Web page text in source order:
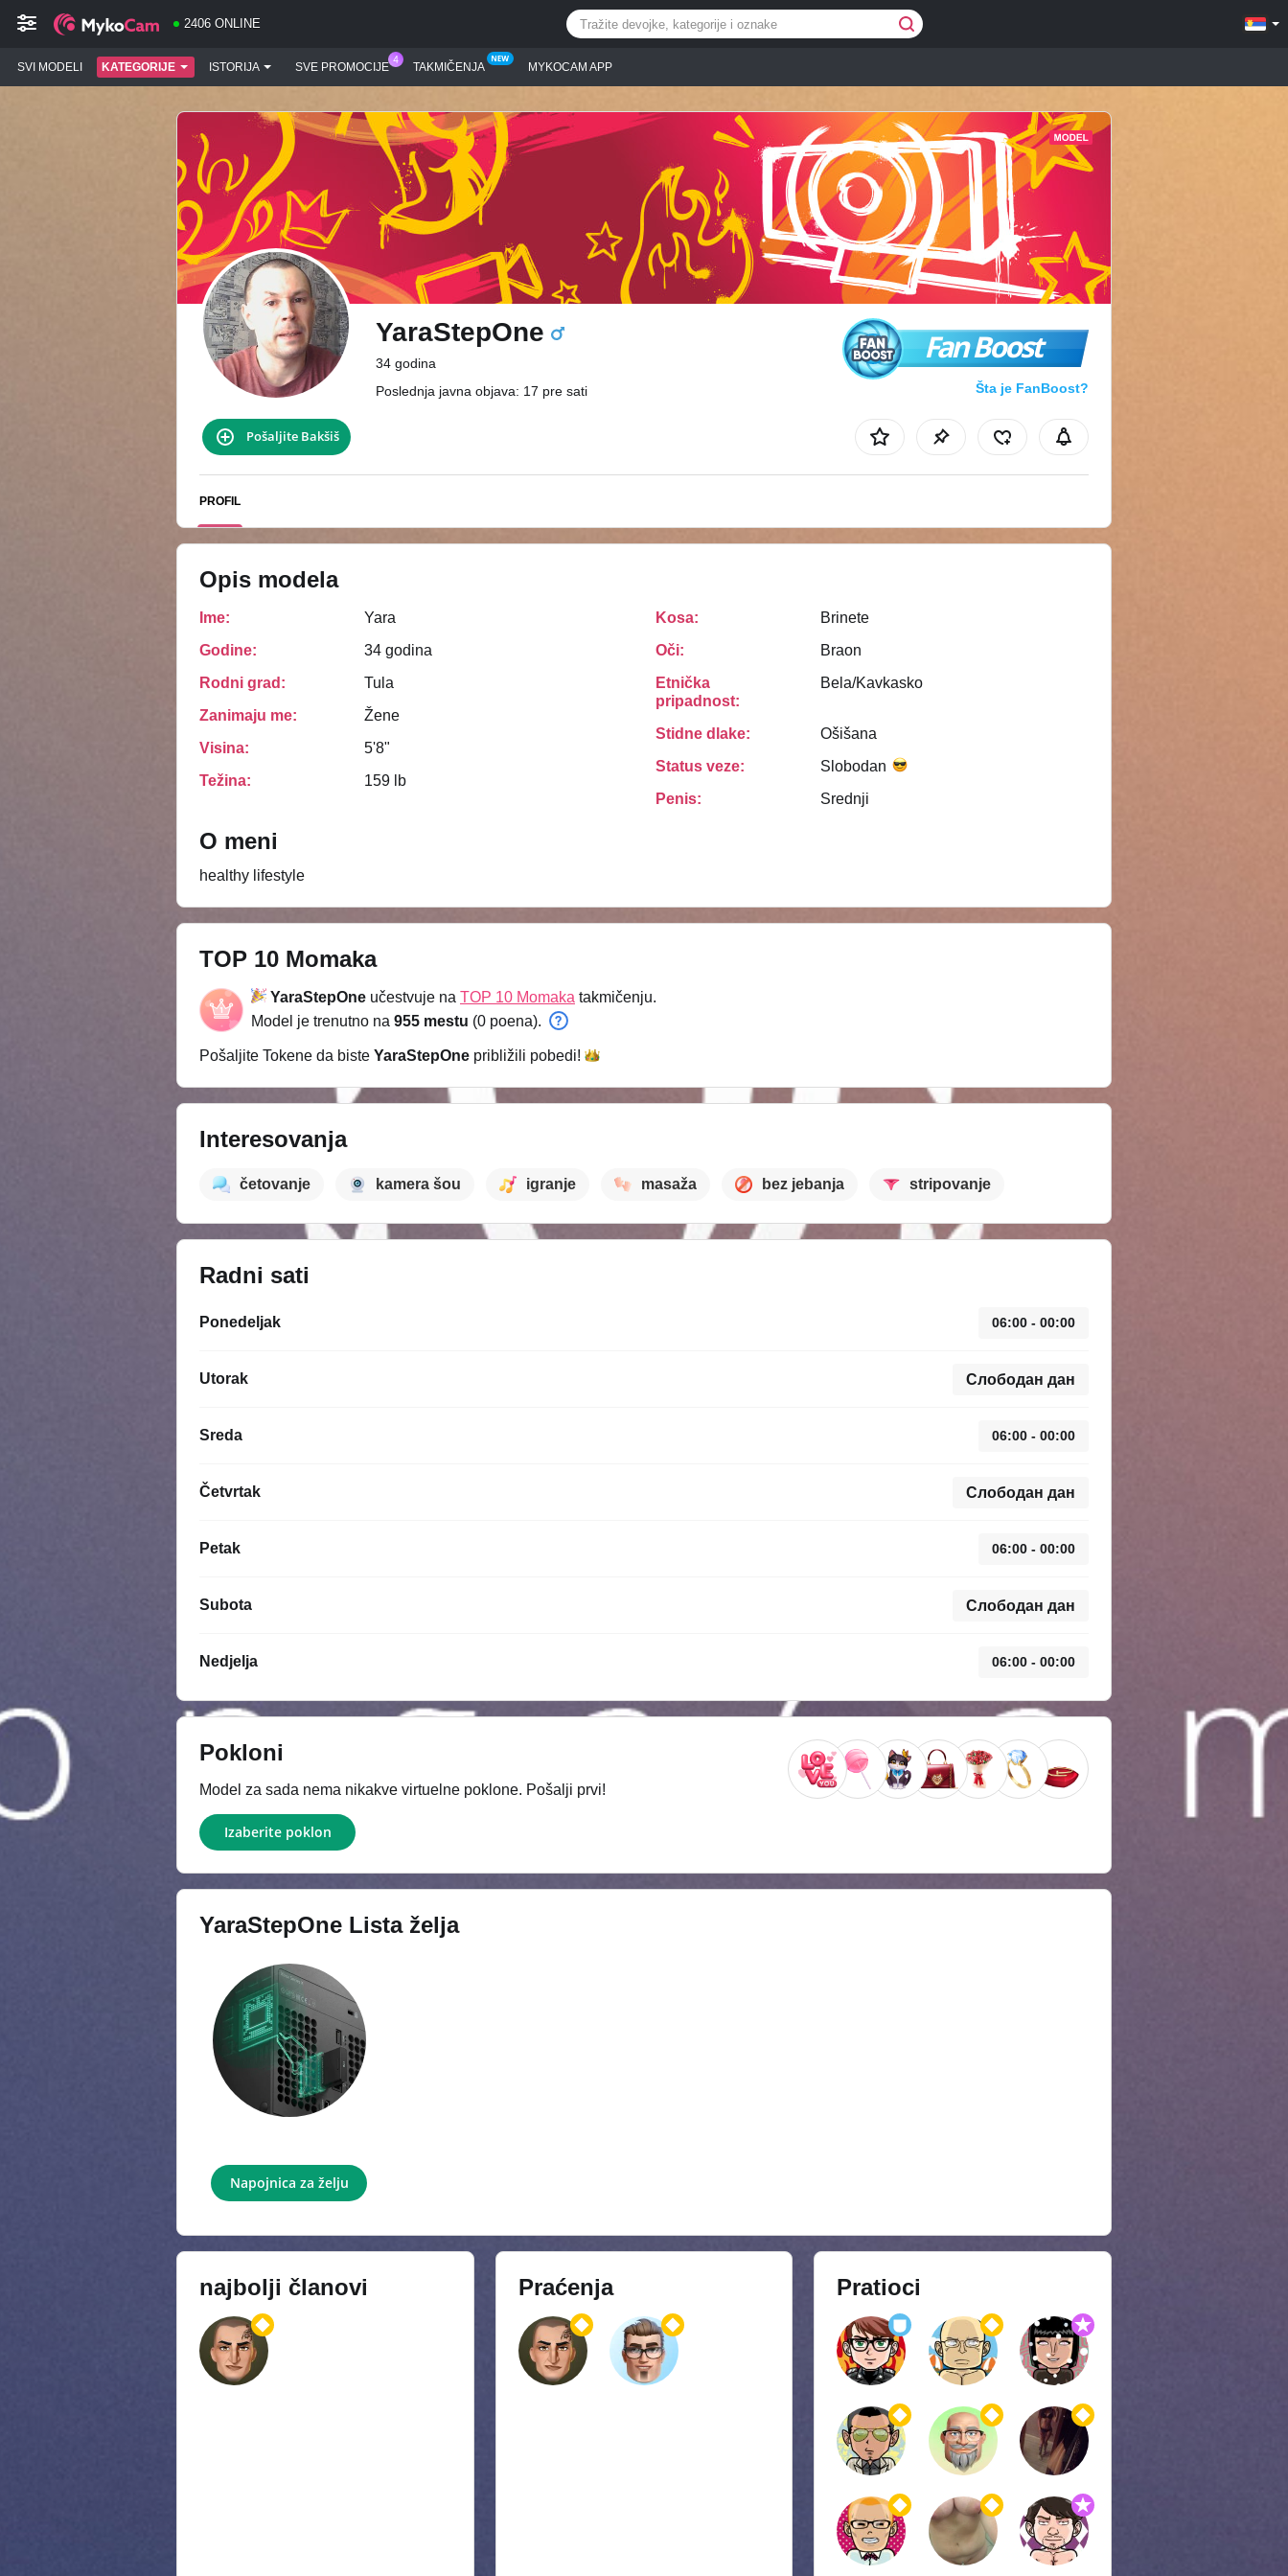
2406 ONLINE
SVI MODELI KATEGORIJE ISTORIJA SVE PROMOCIJE TAKMIČENJA MYKOCAM APP
YaraStepOne
34 godina
Poslednja javna objava: 17 pre sati
Fan Boost
Šta je FanBoost?
Pošaljite Bakšiš
PROFIL
Opis modela
Ime:
Yara
Godine:
34 godina
Rodni grad:
Tula
Zanimaju me:
Žene
Visina:
5'8"
Težina:
159 lb
Kosa:
Brinete
Oči:
Braon
Etnička
pripadnost:
Bela/Kavkasko
Stidne dlake:
Ošišana
Status veze:
Slobodan
Penis:
Srednji
O meni
healthy lifestyle
TOP 10 Momaka
YaraStepOne učestvuje na TOP 10 Momaka takmičenju.
Model je trenutno na 955 mestu (0 poena).
Pošaljite Tokene da biste YaraStepOne približili pobedi!
Interesovanja
četovanje kamera šou igranje masaža bez jebanja stripovanje
Radni sati
Ponedeljak 06:00 - 00:00
Utorak Слободан дан
Sreda 06:00 - 00:00
Četvrtak Слободан дан
Petak 06:00 - 00:00
Subota Слободан дан
Nedjelja 06:00 - 00:00
Pokloni
Model za sada nema nikakve virtuelne poklone. Pošalji prvi!
Izaberite poklon
YaraStepOne Lista želja
Napojnica za želju
najbolji članovi Praćenja Pratioci